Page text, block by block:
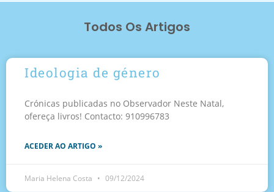
Todos Os Artigos
Ideologia de género
Crónicas publicadas no Observador Neste Natal,
ofereça livros! Contacto: 910996783
ACEDER AO ARTIGO »
Maria Helena Costa 09/12/2024